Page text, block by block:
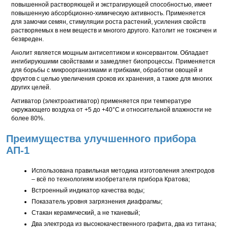
повышенной растворяющей и экстрагирующей способностью, имеет
повышенную абсорбционно-химическую активность. Применяется
для замочки семян, стимуляции роста растений, усиления свойств
растворяемых в нем веществ и многого другого. Католит не токсичен и
безвреден.
Анолит является мощным антисептиком и консервантом. Обладает
ингибируюшими свойствами и замедляет биопроцессы. Применяется
для борьбы с микроорганизмами и грибками, обработки овощей и
фруктов с целью увеличения сроков их хранения, а также для многих
других целей.
Активатор (электроактиватор) применяется при температуре
окружающего воздуха от +5 до +40°С и относительной влажности не
более 80%.
Преимущества улучшенного прибора
АП-1
Использована правильная методика изготовления электродов
– всё по технологиям изобретателя прибора Кратова;
Встроенный индикатор качества воды;
Показатель уровня загрязнения диафрагмы;
Стакан керамический, а не тканевый;
Два электрода из высококачественного графита, два из титана;